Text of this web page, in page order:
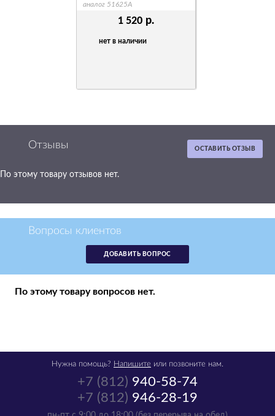
1 520 р.
нет в наличии
аналог 51625A
4 282 р.
нет в наличии
51633M черный,
51633M
ОСТАВИТЬ ОТЗЫВ
Отзывы
По этому товару отзывов нет.
ДОБАВИТЬ ВОПРОС
Вопросы клиентов
По этому товару вопросов нет.
+7 (812) 940-58-74
+7 (812) 946-28-19
Нужна помощь? Напишите или позвоните нам.